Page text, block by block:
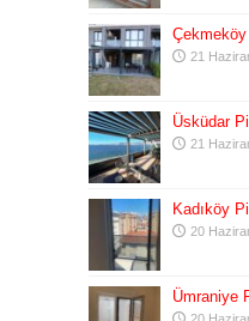
21
Üsküdar
21
Kadıköy
20
Ümraniye